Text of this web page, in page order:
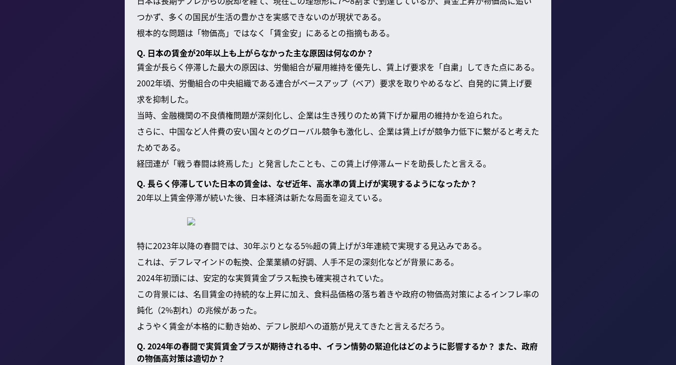
つかず、多くの国民が生活の豊かさを実感できないのが現状である。
根本的な問題は「物価高」ではなく「賃金安」にあるとの指摘もある。
Q. 日本の賃金が20年以上も上がらなかった主な原因は何なのか？
賃金が長らく停滞した最大の原因は、労働組合が雇用維持を優先し、賃上げ要求を「自粛」してきた点にある。
2002年頃、労働組合の中央組織である連合がベースアップ（ベア）要求を取りやめるなど、自発的に賃上げ要
求を抑制した。
当時、金融機関の不良債権問題が深刻化し、企業は生き残りのため賃下げか雇用の維持かを迫られた。
さらに、中国など人件費の安い国々とのグローバル競争も激化し、企業は賃上げが競争力低下に繋がると考えた
ためである。
経団連が「戦う春闘は終焉した」と発言したことも、この賃上げ停滞ムードを助長したと言える。
Q. 長らく停滞していた日本の賃金は、なぜ近年、高水準の賃上げが実現するようになったか？
20年以上賃金停滞が続いた後、日本経済は新たな局面を迎えている。
特に2023年以降の春闘では、30年ぶりとなる5%超の賃上げが3年連続で実現する見込みである。
これは、デフレマインドの転換、企業業績の好調、人手不足の深刻化などが背景にある。
2024年初頭には、安定的な実質賃金プラス転換も確実視されていた。
この背景には、名目賃金の持続的な上昇に加え、食料品価格の落ち着きや政府の物価高対策によるインフレ率の
鈍化（2%割れ）の兆候があった。
ようやく賃金が本格的に動き始め、デフレ脱却への道筋が見えてきたと言えるだろう。
Q. 2024年の春闘で実質賃金プラスが期待される中、イラン情勢の緊迫化はどのように影響するか？ また、政府
の物価高対策は適切か？